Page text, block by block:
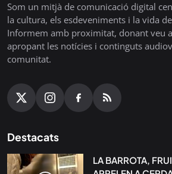
Som un mitjà de comunicació digital
la cultura, els esdeveniments i la vida
Informem amb proximitat, donant veu
apropant les notícies i continguts
comunitat.
Destacats
LA BARROTA,